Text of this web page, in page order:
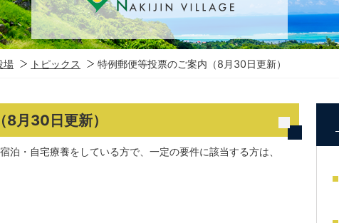
場 トピックス 特例郵便等投票のご案内（8月30日更新）
月30日更新）
泊・自宅療養をしている方で、一定の要件に該当する方は、